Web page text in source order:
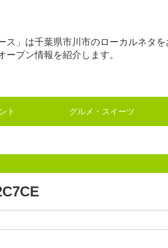
ス」は千葉県市川市のローカルネタ
ープン情報を紹介します。
ト グルメ・スイーツ